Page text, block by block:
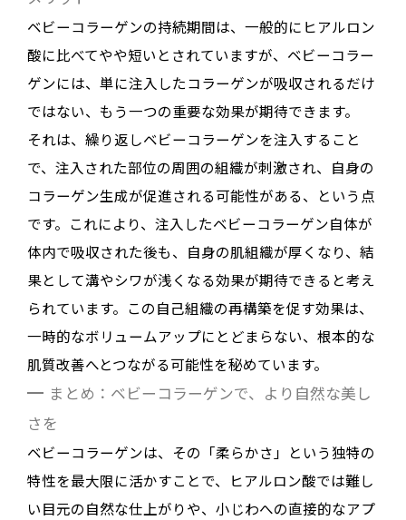
ベビーコラーゲンの持続期間は、一般的にヒアルロン
酸に比べてやや短いとされていますが、 ベビーコラー
ゲンには、単に注入したコラーゲンが吸収されるだけ
ではない、もう一つの重要な効果が期待できます。
それは、繰り返しベビーコラーゲンを注入すること
で、注入された部位の周囲の組織が刺激され、自身の
コラーゲン生成が促進される可能性がある、という点
です。これにより、注入したベビーコラーゲン自体が
体内で吸収された後も、自身の肌組織が厚くなり、結
果として溝やシワが浅くなる効果が期待できると考え
られています。この自己組織の再構築を促す効果は、
一時的なボリュームアップにとどまらない、根本的な
肌質改善へとつながる可能性を秘めています。
まとめ：ベビーコラーゲンで、より自然な美し
さを
ベビーコラーゲンは、その「柔らかさ」という独特の
特性を最大限に活かすことで、ヒアルロン酸では難し
い目元の自然な仕上がりや、小じわへの直接的なアプ